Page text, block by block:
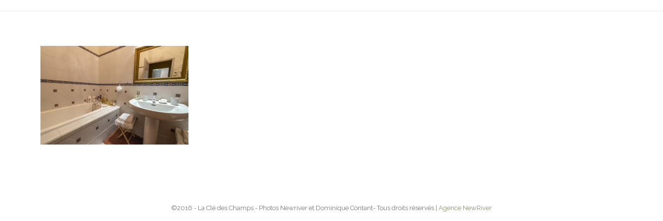
©2016 - La Clé des Champs - Photos Newriver et Dominique Contant- Tous droits réservés | Agence NewRiver